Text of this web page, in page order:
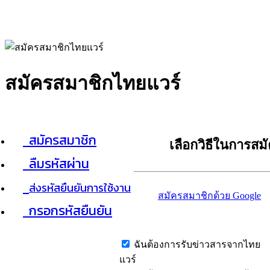
สมัครสมาชิกไทยแวร์
สมัครสมาชิก
ลืมรหัสผ่าน
ส่งรหัสยืนยันการใช้งาน
กรอกรหัสยืนยัน
เลือกวิธีในการส
สมัครสมาชิกด้วย Google
ฉันต้องการรับข่าวสารจากไทย
แวร์